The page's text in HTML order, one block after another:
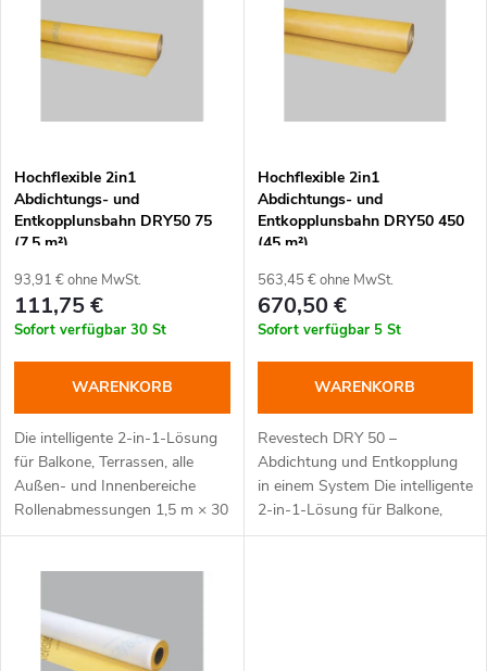
t
s
o
r
t
i
e
Alphabetisch
e
d
e
r
r
o
d
Hochflexible 2in1
Abdichtungs- und
Entkopplunsbahn DRY50 75
(7,5 m²)
93,91 € ohne MwSt.
111,75 €
Sofort verfügbar 30 St
WARENKORB
Die intelligente 2-in-1-Lösung
für Balkone, Terrassen, alle
Außen- und Innenbereiche
Rollenabmessungen 1,5 m × 30
m (45 m²) Dicke 0,52 mm
Hochflexible 2in1
Abdichtungs- und
Entkopplunsbahn DRY50 450
(45 m²)
563,45 € ohne MwSt.
670,50 €
Sofort verfügbar 5 St
WARENKORB
Revestech DRY 50 –
Abdichtung und Entkopplung
in einem System Die intelligente
2-in-1-Lösung für Balkone,
Terrassen, alle Außen- und